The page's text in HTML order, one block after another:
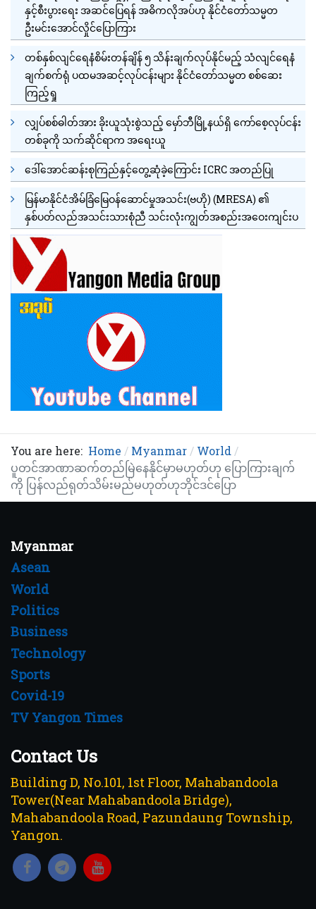
နှင့်စီးပွားရေး အဆင်ပြေရန် အဓိကလိုအပ်ဟု နိုင်ငံတော်သမ္မတ
ဦးမင်းအောင်လှိုင်ပြောကြား
တစ်နှစ်လျင်ရေနံစိမ်းတန်ချိန် ၅ သိန်းချက်လုပ်နိုင်မည့် သံလျင်ရေနံ
ချက်စက်ရုံ ပထမအဆင့်လုပ်ငန်းများ နိုင်ငံတော်သမ္မတ စစ်ဆေး
ကြည့်ရှု
လျှပ်စစ်ဓါတ်အား ခိုးယူသုံးစွဲသည့် မှော်ဘီမြို့နယ်ရှိ ကော်စေ့လုပ်ငန်း
တစ်ခုကို သက်ဆိုင်ရာက အရေးယူ
ဒေါ်အောင်ဆန်းစုကြည်နှင့်တွေ့ဆုံခဲ့ကြောင်း ICRC အတည်ပြု
မြန်မာနိုင်ငံအိမ်ခြံမြေဝန်ဆောင်မှုအသင်း(ဗဟို) (MRESA) ၏
နှစ်ပတ်လည်အသင်းသားစုံညီ သင်းလုံးကျွတ်အစည်းအဝေးကျင်းပ
You are here: Home Myanmar
World
ပူတင်အာဏာဆက်တည်မြဲနေနိုင်မှာမဟုတ်ဟု ပြောကြားချက်
ကို ပြန်လည်ရုတ်သိမ်းမည်မဟုတ်ဟုဘိုင်ဒင်ပြော
Myanmar
Asean
World
Politics
Business
Technology
Sports
Covid-19
TV Yangon Times
Contact Us
Building D, No.101, 1st Floor, Mahabandoola
Tower(Near Mahabandoola Bridge),
Mahabandoola Road, Pazundaung Township,
Yangon.